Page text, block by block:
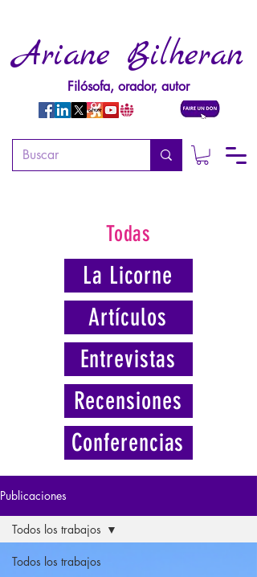
Ariane Bilheran
Filósofa, orador, autor
Todas
La Licorne
Artículos
Entrevistas
Recensiones
Conferencias
Publicaciones
Todos los trabajos
Todos los trabajos